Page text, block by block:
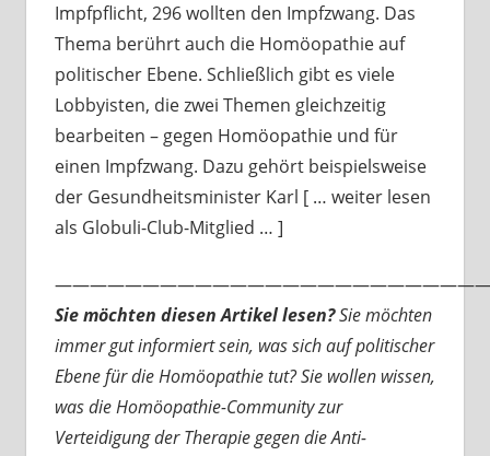
Impfpflicht, 296 wollten den Impfzwang. Das
Thema berührt auch die Homöopathie auf
politischer Ebene. Schließlich gibt es viele
Lobbyisten, die zwei Themen gleichzeitig
bearbeiten – gegen Homöopathie und für
einen Impfzwang. Dazu gehört beispielsweise
der Gesundheitsminister Karl [ … weiter lesen
als Globuli-Club-Mitglied … ]
Sie möchten diesen Artikel lesen?Sie möchten
immer gut informiert sein, was sich auf politischer
Ebene für die Homöopathie tut? Sie wollen wissen,
was die Homöopathie-Community zur
Verteidigung der Therapie gegen die Anti-